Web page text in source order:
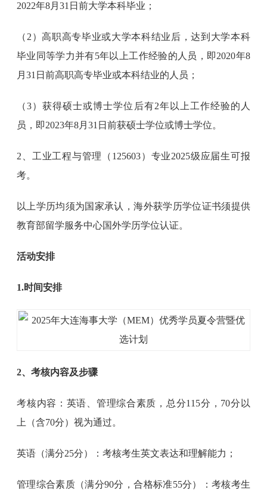
2022年8月31日前大学本科毕业；
（2）高职高专毕业或大学本科结业后，达到大学本科
毕业同等学力并有5年以上工作经验的人员，即2020年8
月31日前高职高专毕业或本科结业的人员；
（3）获得硕士或博士学位后有2年以上工作经验的人
员，即2023年8月31日前获硕士学位或博士学位。
2、工业工程与管理（125603）专业2025级应届生可报
考。
以上学历均须为国家承认，海外获学历学位证书须提供
教育部留学服务中心国外学历学位认证。
活动安排
1.时间安排
2、考核内容及步骤
考核内容：英语、管理综合素质，总分115分，70分以
上（含70分）视为通过。
英语（满分25分）：考核考生英文表达和理解能力；
管理综合素质（满分90分，合格标准55分）：考核考生